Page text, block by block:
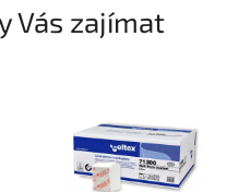
Vás zajímat